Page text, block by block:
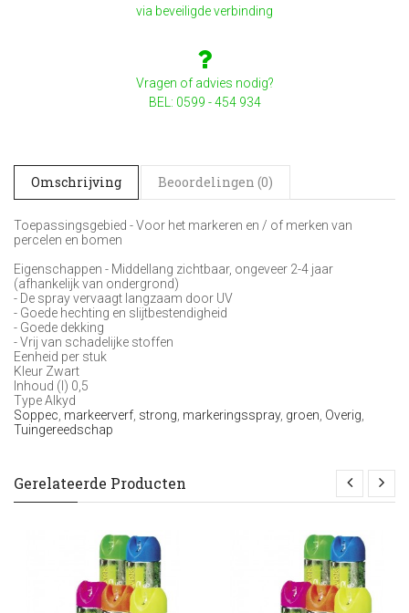
via beveiligde verbinding
Vragen of advies nodig?
BEL: 0599 - 454 934
Omschrijving Beoordelingen (0)
Toepassingsgebied - Voor het markeren en / of merken van
percelen en bomen
Eigenschappen - Middellang zichtbaar, ongeveer 2-4 jaar
(afhankelijk van ondergrond)
- De spray vervaagt langzaam door UV
- Goede hechting en slijtbestendigheid
- Goede dekking
- Vrij van schadelijke stoffen
Eenheid per stuk
Kleur Zwart
Inhoud (l) 0,5
Type Alkyd
Soppec markeerverf strong markeringsspray, groen Overig
Tuingereedschap
Gerelateerde Producten